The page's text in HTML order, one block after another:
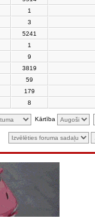
1
3
5241
1
9
3819
59
179
8
Kārtība